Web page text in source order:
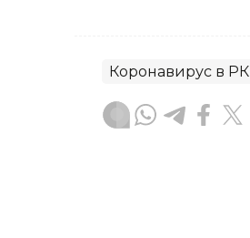
Коронавирус в РК